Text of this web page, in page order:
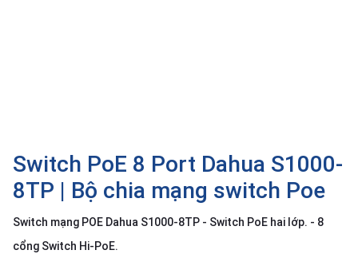
Switch PoE 8 Port Dahua S1000-
8TP | Bộ chia mạng switch Poe
Switch mạng POE Dahua S1000-8TP - Switch PoE hai lớp. - 8
cổng Switch Hi-PoE.
pháp
Dịch
vụ
Hỗ
trợ